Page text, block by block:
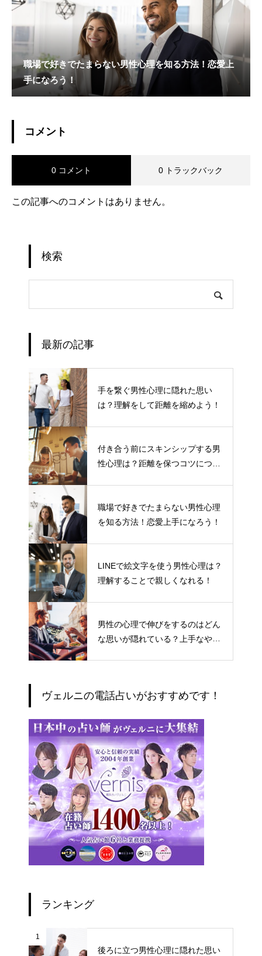
職場で好きでたまらない男性心理を知る方法！恋愛上
手になろう！
コメント
0 コメント 0 トラックバック
この記事へのコメントはありません。
検索
最新の記事
手を繋ぐ男性心理に隠れた思い
は？理解をして距離を縮めよう！
付き合う前にスキンシップする男
性心理は？距離を保つコツについ
職場で好きでたまらない男性心理
を知る方法！恋愛上手になろう！
LINEで絵文字を使う男性心理は？
理解することで親しくなれる！
男性の心理で伸びをするのはどん
な思いが隠れている？上手なやり
ヴェルニの電話占いがおすすめです！
ランキング
1
後ろに立つ男性心理に隠れた思い